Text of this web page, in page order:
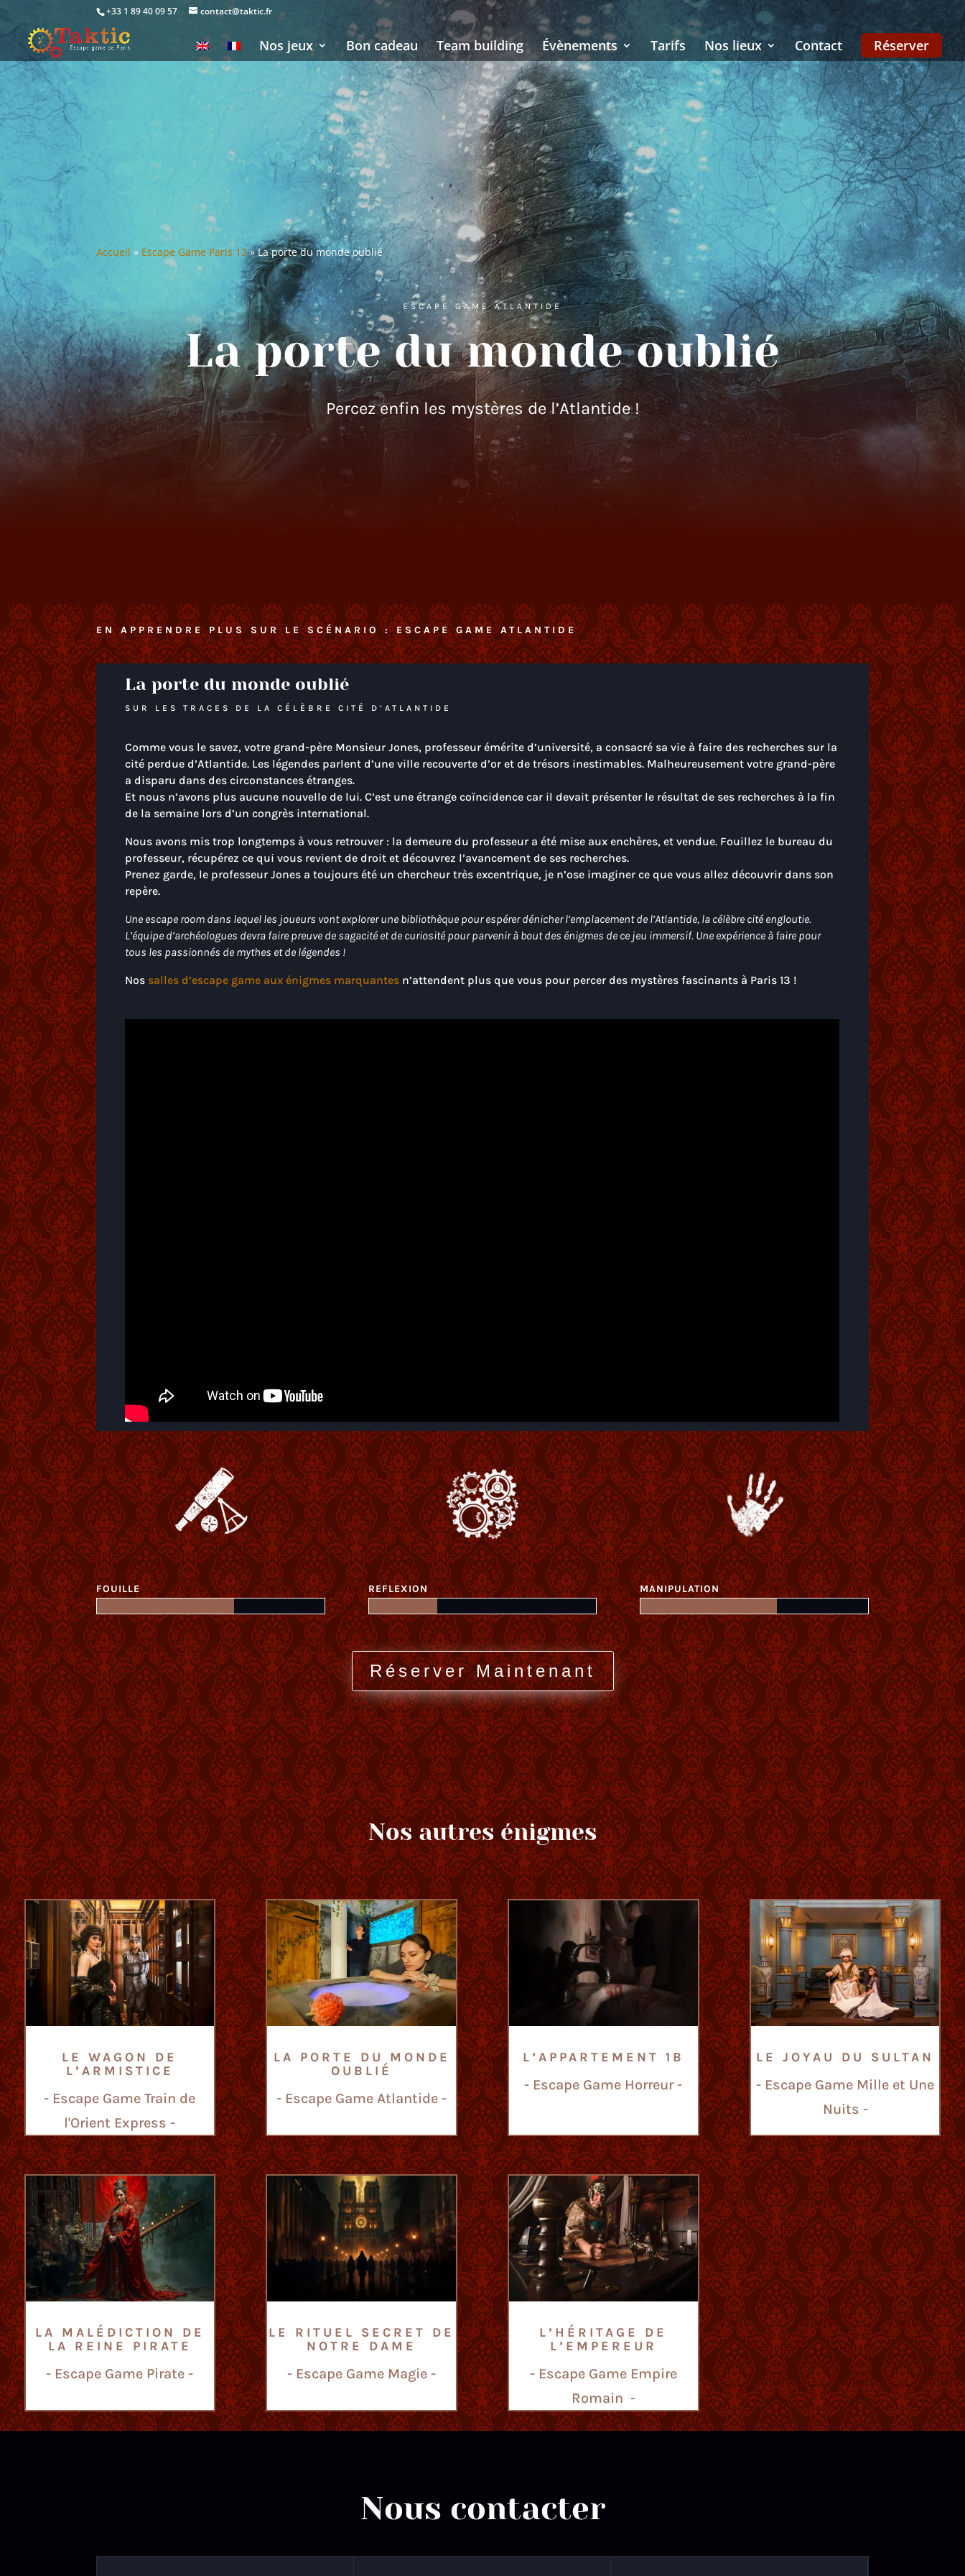
+33 1 89 40 09 57 contact@taktic.fr
Nos jeux Bon cadeau Team building Évènements Tarifs Nos lieux Contact Réserver
Accueil » Escape Game Paris 13»La porte du monde oublié
ESCAPE GAME ATLANTIDE
La porte du monde oublié
Percez enfin les mystères de l’Atlantide !
EN APPRENDRE PLUS SUR LE SCÉNARIO : ESCAPE GAME ATLANTIDE
La porte du monde oublié
SUR LES TRACES DE LA CÉLÈBRE CITÉ D’ATLANTIDE
Comme vous le savez, votre grand-père Monsieur Jones, professeur émérite d’université, a consacré sa vie à faire des recherches sur la
cité perdue d’Atlantide. Les légendes parlent d’une ville recouverte d’or et de trésors inestimables. Malheureusement votre grand-père
a disparu dans des circonstances étranges.
Et nous n’avons plus aucune nouvelle de lui. C’est une étrange coïncidence car il devait présenter le résultat de ses recherches à la fin
de la semaine lors d’un congrès international.
Nous avons mis trop longtemps à vous retrouver : la demeure du professeur a été mise aux enchères, et vendue. Fouillez le bureau du
professeur, récupérez ce qui vous revient de droit et découvrez l’avancement de ses recherches.
Prenez garde, le professeur Jones a toujours été un chercheur très excentrique, je n’ose imaginer ce que vous allez découvrir dans son
repère.
Une escape room dans lequel les joueurs vont explorer une bibliothèque pour espérer dénicher l’emplacement de l’Atlantide, la célèbre cité engloutie.
L’équipe d’archéologues devra faire preuve de sagacité et de curiosité pour parvenir à bout des énigmes de ce jeu immersif. Une expérience à faire pour
tous les passionnés de mythes et de légendes !
Nos salles d’escape game aux énigmes marquantes n’attendent plus que vous pour percer des mystères fascinants à Paris 13 !
FOUILLE REFLEXION MANIPULATION
Réserver Maintenant
Nos autres énigmes
LE WAGON DE
L’ARMISTICE
- Escape Game Train de
l'Orient Express -
LA PORTE DU MONDE
OUBLIÉ
- Escape Game Atlantide -
L’APPARTEMENT 1B
- Escape Game Horreur -
LE JOYAU DU SULTAN
- Escape Game Mille et Une
Nuits -
LA MALÉDICTION DE
LA REINE PIRATE
- Escape Game Pirate -
LE RITUEL SECRET DE
NOTRE DAME
- Escape Game Magie -
L’HÉRITAGE DE
L’EMPEREUR
- Escape Game Empire
Romain -
Nous contacter